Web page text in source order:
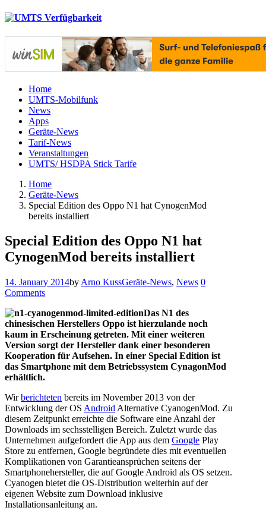
Home
UMTS-Mobilfunk
News
Apps
Geräte-News
Tarif-News
Veranstaltungen
UMTS/ HSDPA Stick Tarife
Home
Geräte-News
Special Edition des Oppo N1 hat CynogenMod
bereits installiert
Special Edition des Oppo N1 hat
CynogenMod bereits installiert
14. January 2014by Arno KussGeräte-News, News 0
Comments
Das N1 des
chinesischen Herstellers Oppo ist hierzulande noch
kaum in Erscheinung getreten. Mit einer weiteren
Version sorgt der Hersteller dank einer besonderen
Kooperation für Aufsehen. In einer Special Edition ist
das Smartphone mit dem Betriebssystem CynagonMod
erhältlich.
Wirberichteten bereits im November 2013 von der
Entwicklung der OS Android Alternative CyanogenMod. Zu
diesem Zeitpunkt erreichte die Software eine Anzahl der
Downloads im sechsstelligen Bereich. Zuletzt wurde das
Unternehmen aufgefordert die App aus dem Google Play
Store zu entfernen, Google begründete dies mit eventuellen
Komplikationen von Garantieansprüchen seitens der
Smartphonehersteller, die auf Google Android als OS setzen.
Cyanogen bietet die OS-Distribution weiterhin auf der
eigenen Website zum Download inklusive
Installationsanleitung an.